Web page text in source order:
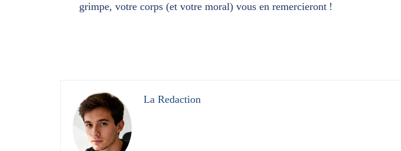
grimpe, votre corps (et votre moral) vous en remercieront !
La Redaction